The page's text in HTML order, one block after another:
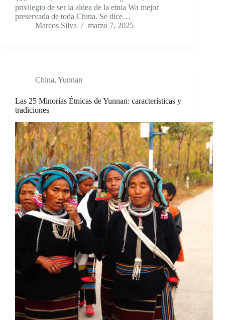
privilegio de ser la aldea de la etnia Wa mejor
preservada de toda China. Se dice…
Marcos Silva
marzo 7, 2025
China, Yunnan
Las 25 Minorías Étnicas de Yunnan: características y
tradiciones